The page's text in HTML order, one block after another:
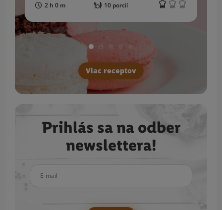
2 h 0 m 10 porcií
Viac receptov
Prihlás sa na odber
newslettera!